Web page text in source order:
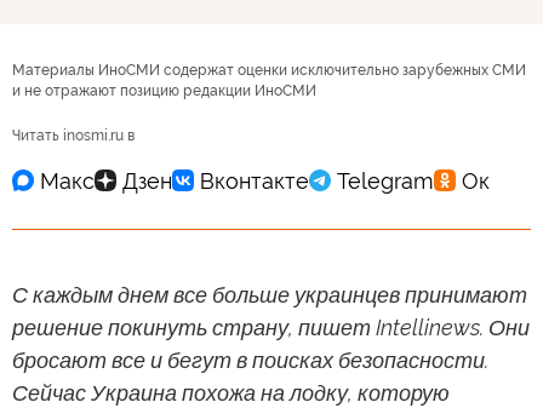
Материалы ИноСМИ содержат оценки исключительно зарубежных СМИ
и не отражают позицию редакции ИноСМИ
Читать inosmi.ru в
С каждым днем все больше украинцев принимают
решение покинуть страну, пишет Intellinews. Они
бросают все и бегут в поисках безопасности.
Сейчас Украина похожа на лодку, которую